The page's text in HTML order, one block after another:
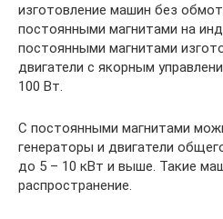
изготовление машин без
постоянными магнитами на
постоянными магнитами
двигатели с якорным
100 Вт.
С постоянными магнитами
генераторы и двигатели
до 5 – 10 кВт и выше. Такие
распространение.